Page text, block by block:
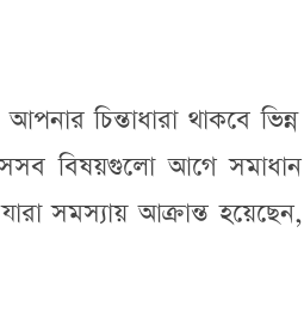
চিন্তাধারা থাকবে ভিন্ন।
বিষয়গুলো আগে সমাধান
সমস্যায় আক্রান্ত হয়েছেন,